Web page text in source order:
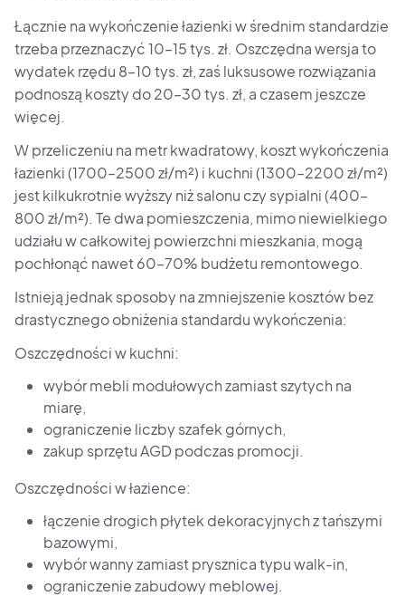
Łącznie na wykończenie łazienki w średnim standardzie
trzeba przeznaczyć 10–15 tys. zł. Oszczędna wersja to
wydatek rzędu 8–10 tys. zł, zaś luksusowe rozwiązania
podnoszą koszty do 20–30 tys. zł, a czasem jeszcze
więcej.
W przeliczeniu na metr kwadratowy, koszt wykończenia
łazienki (1700–2500 zł/m²) i kuchni (1300–2200 zł/m²)
jest kilkukrotnie wyższy niż salonu czy sypialni (400–
800 zł/m²). Te dwa pomieszczenia, mimo niewielkiego
udziału w całkowitej powierzchni mieszkania, mogą
pochłonąć nawet 60–70% budżetu remontowego.
Istnieją jednak sposoby na zmniejszenie kosztów bez
drastycznego obniżenia standardu wykończenia:
Oszczędności w kuchni:
wybór mebli modułowych zamiast szytych na
miarę,
ograniczenie liczby szafek górnych,
zakup sprzętu AGD podczas promocji.
Oszczędności w łazience:
łączenie drogich płytek dekoracyjnych z tańszymi
bazowymi,
wybór wanny zamiast prysznica typu walk-in,
ograniczenie zabudowy meblowej.